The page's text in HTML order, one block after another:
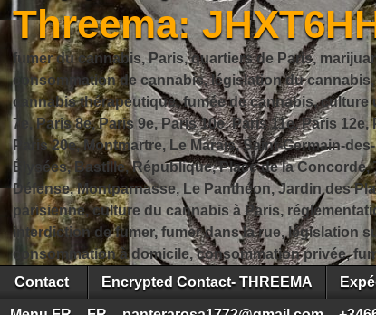
Threema:
fumer du cannabis, Paris, quartiers de Paris,
consommation de cannabis, législation du
cannabis thérapeutique, fumée de cannabis, culture
7e, Paris 8e, Paris 9e, Paris 10e, Paris 11e, Paris
Paris 20e, Montmartre, Le Marais, Saint-Germain-
Élysées, Bastille, République, Place de la
Défense, Montparnasse, Le Panthéon, Jardin des
parisienne, culture du cannabis à Paris,
interdiction de fumer, fumer dans la rue, législation
consommation à domicile, consommation privée,
Contact
Encrypted Contact- THREEMA